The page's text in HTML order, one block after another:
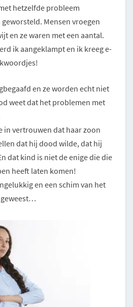
hetzelfde probleem
Mensen vroegen
en ze waren met een aantal.
ik aangeklampt en ik kreeg e-
en ze worden echt niet
weet dat het problemen met
in vertrouwen dat haar zoon
dat hij dood wilde, dat hij
dat kind is niet de enige die die
heeft laten komen!
en een schim van het